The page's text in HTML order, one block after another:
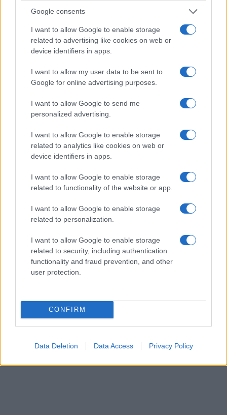
Google consents
I want to allow Google to enable storage
related to advertising like cookies on web or
device identifiers in apps.
I want to allow my user data to be sent to
Google for online advertising purposes.
I want to allow Google to send me
personalized advertising.
I want to allow Google to enable storage
related to analytics like cookies on web or
device identifiers in apps.
I want to allow Google to enable storage
related to functionality of the website or app.
I want to allow Google to enable storage
related to personalization.
I want to allow Google to enable storage
related to security, including authentication
functionality and fraud prevention, and other
user protection.
CONFIRM
Data Deletion Data Access Privacy Policy